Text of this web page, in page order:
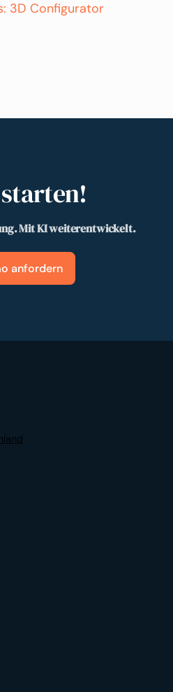
3D Configurator
Mit KI weiterentwickelt.
anfordern